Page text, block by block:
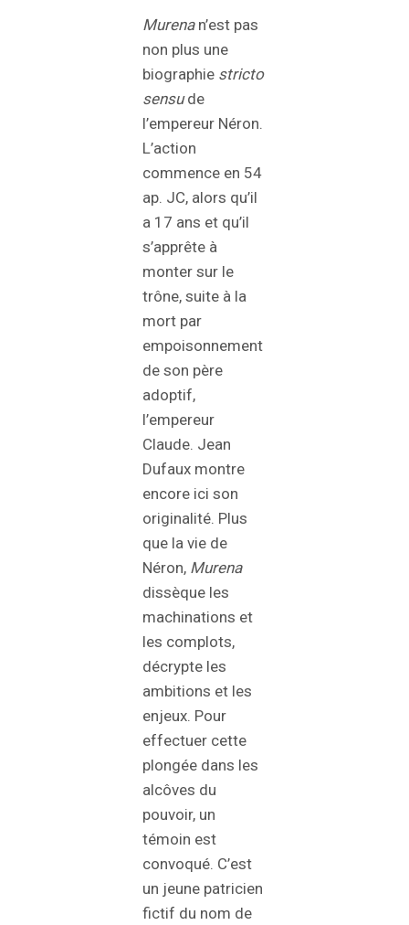
Murenan’est pas
non plus une
biographie stricto
sensude
l’empereur Néron.
L’action
commence en 54
ap. JC, alors qu’il
a 17 ans et qu’il
s’apprête à
monter sur le
trône, suite à la
mort par
empoisonnement
de son père
adoptif,
l’empereur
Claude. Jean
Dufaux montre
encore ici son
originalité. Plus
que la vie de
Néron, Murena
dissèque les
machinations et
les complots,
décrypte les
ambitions et les
enjeux. Pour
effectuer cette
plongée dans les
alcôves du
pouvoir, un
témoin est
convoqué. C’est
un jeune patricien
fictif du nom de